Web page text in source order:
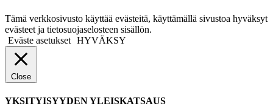
Tämä verkkosivusto käyttää evästeitä, käyttämällä sivustoa hyväksyt
evästeet ja tietosuojaselosteen sisällön.
Eväste asetukset HYVÄKSY
Close
YKSITYISYYDEN YLEISKATSAUS